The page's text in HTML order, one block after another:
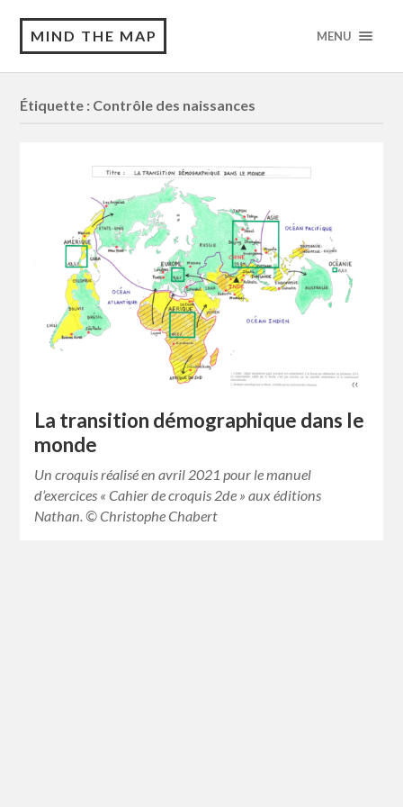
MIND THE MAP MENU
Étiquette : Contrôle des naissances
La transition démographique dans le
monde
Un croquis réalisé en avril 2021 pour le manuel
d’exercices « Cahier de croquis 2de » aux éditions
Nathan. © Christophe Chabert